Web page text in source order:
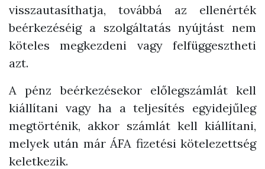
visszautasíthatja, továbbá az ellenérték
beérkezéséig a szolgáltatás nyújtást nem
köteles megkezdeni vagy felfüggesztheti
azt.
A pénz beérkezésekor előlegszámlát kell
kiállítani vagy ha a teljesítés egyidejűleg
megtörténik, akkor számlát kell kiállítani,
melyek után már ÁFA fizetési kötelezettség
keletkezik.